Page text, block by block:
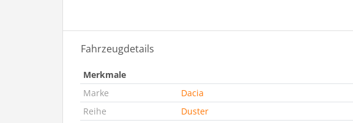
Fahrzeugdetails
Merkmale
Marke
Dacia
Reihe
Duster